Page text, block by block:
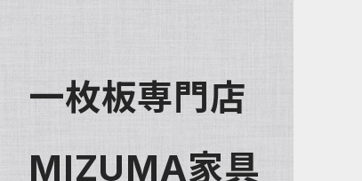
一枚板専門店
MIZUMA家具